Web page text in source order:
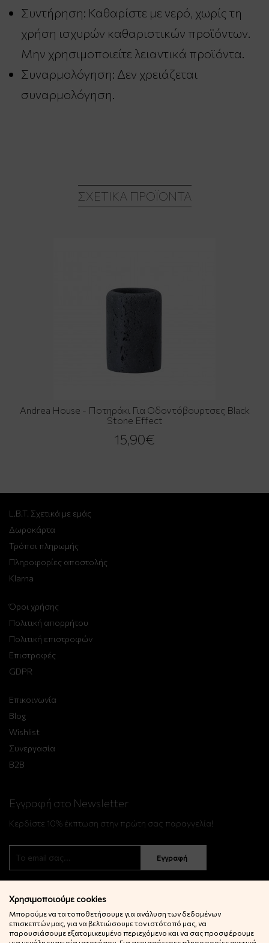
Συντήρηση: Καθαρίστε με νερό, χωρίς τη
χρήση ισχυρών καθαριστικών προϊόντων.
Μην χρησιμοποιείτε λειαντικά προϊόντα.
Συναρμολόγηση: Δεν χρειάζεται
συναρμολόγηση.
ΣΧΕΤΙΚΆ ΠΡΟΪΌΝΤΑ
Andrea House - Ποτηράκι Για Οδοντόβουρτσες Black
Stone Effect
15,90€
L.B.T. Σχετικά με εμάς
Δωροκάρτα
Τρόποι πληρωμής
Πληροφορίες αποστολής
Klarna
Όροι χρήσης
Πολιτική απορρήτου
Πολιτική επιστροφών
Επιστροφές
GDPR
Επικοινωνία
Blog
Wishlist
Συνεργασία
B2B
Εγγραφή στο Newsletter
Κερδίστε 10% έκπτωση στην πρώτη σας παραγγελία!
Εγγραφή
Χρησιμοποιούμε cookies
Μπορούμε να τα τοποθετήσουμε για ανάλυση των δεδομένων
επισκεπτών μας, για να βελτιώσουμε τον ιστότοπό μας, να
παρουσιάσουμε εξατομικευμένο περιεχόμενο και να σας προσφέρουμε